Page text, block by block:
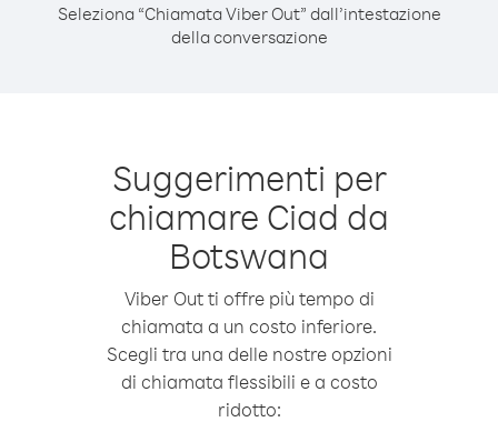
Seleziona “Chiamata Viber Out” dall’intestazione
della conversazione
Suggerimenti per
chiamare Ciad da
Botswana
Viber Out ti offre più tempo di
chiamata a un costo inferiore.
Scegli tra una delle nostre opzioni
di chiamata flessibili e a costo
ridotto: